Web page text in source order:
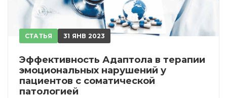
СТАТЬЯ 31 ЯНВ 2023
Эффективность Адаптола в терапии
эмоциональных нарушений у
пациентов с соматической
патологией